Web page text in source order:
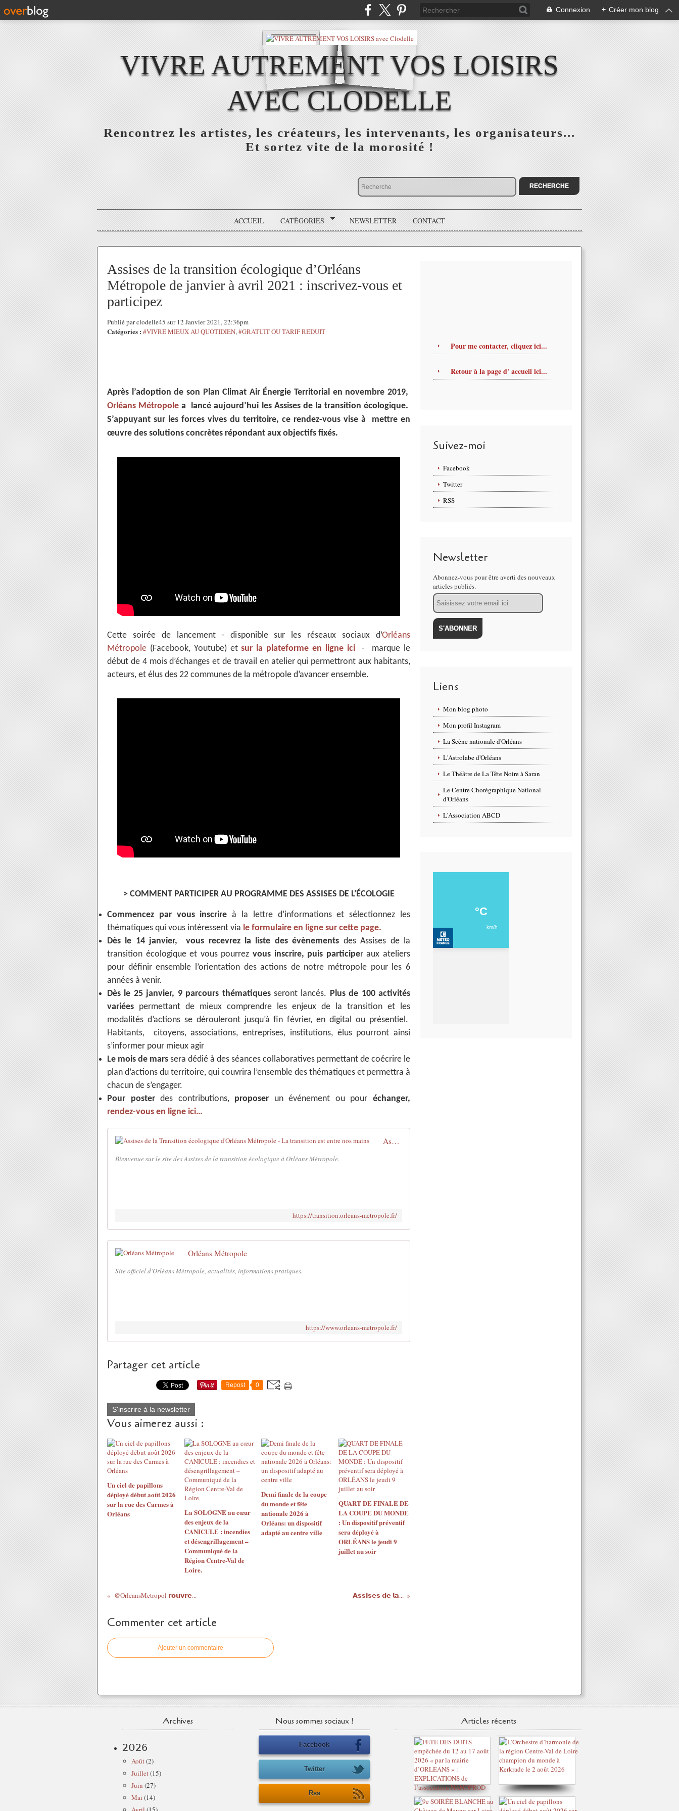
Connexion + Créer mon blog
VIVRE AUTREMENT VOS LOISIRS
AVEC CLODELLE
Rencontrez les artistes, les créateurs, les intervenants, les organisateurs...
Et sortez vite de la morosité !
ACCUEIL CATÉGORIES NEWSLETTER CONTACT
Assises de la transition écologique d’Orléans
Métropole de janvier à avril 2021 : inscrivez-vous et
participez
Publié par clodelle45 sur 12 Janvier 2021, 22:36pm
Catégories : #VIVRE MIEUX AU QUOTIDIEN,#GRATUIT OU TARIF REDUIT
Après l’adoption de son Plan Climat Air Énergie Territorial en novembre 2019,
Orléans Métropole a lancé aujourd’hui les Assises de la transition écologique.
S’appuyant sur les forces vives du territoire, ce rendez-vous vise à mettre en
œuvre des solutions concrètes répondant aux objectifs fixés.
Cette soirée de lancement - disponible sur les réseaux sociaux d’Orléans
Métropole (Facebook, Youtube) etsur la plateforme en ligne ici- marque le
début de 4 mois d’échanges et de travail en atelier qui permettront aux habitants,
acteurs, et élus des 22 communes de la métropole d’avancer ensemble.
> COMMENT PARTICIPER AU PROGRAMME DES ASSISES DE L'ÉCOLOGIE
Commencez par vous inscrireà la lettre d’informations et sélectionnez les
thématiques qui vous intéressent via le formulaire en ligne sur cette page.
Dès le 14 janvier, vous recevrez la liste des évènements des Assises de la
transition écologique et vous pourrez vous inscrire, puis participer aux ateliers
pour définir ensemble l’orientation des actions de notre métropole pour les 6
années à venir.
Dès le 25 janvier, 9 parcours thématiquesseront lancés. Plus de 100 activités
variées permettant de mieux comprendre les enjeux de la transition et les
modalités d’actions se dérouleront jusqu’à fin février, en digital ou présentiel.
Habitants, citoyens, associations, entreprises, institutions, élus pourront ainsi
s’informer pour mieux agir
Le mois de mars sera dédié à des séances collaboratives permettant de coécrire le
plan d’actions du territoire, qui couvrira l’ensemble des thématiques et permettra à
chacun de s’engager.
Pour posterdes contributions, proposer un événement ou pouréchanger,
rendez-vous en ligne ici…
Assises de la Transition écologique d'Orléans Métropole - La transition est entre nos mains
Bienvenue sur le site des Assises de la transition écologique à Orléans Métropole.
https://transition.orleans-metropole.fr/
Orléans Métropole
Site officiel d'Orléans Métropole, actualités, informations pratiques.
https://www.orleans-metropole.fr/
Partager cet article
Repost 0
S'inscrire à la newsletter
Vous aimerez aussi :
Un ciel de papillons
déployé début août 2026
sur la rue des Carmes à
Orléans
La SOLOGNE au cœur
des enjeux de la
CANICULE : incendies
et désengrillagement –
Communiqué de la
Région Centre-Val de
Loire.
Demi finale de la coupe
du monde et fête
nationale 2026 à
Orléans: un dispositif
adapté au centre ville
QUART DE FINALE DE
LA COUPE DU MONDE
: Un dispositif préventif
sera déployé à
ORLÉANS le jeudi 9
juillet au soir
@OrleansMetropol 𝗿𝗼𝘂𝘃𝗿𝗲... 𝗔𝘀𝘀𝗶𝘀𝗲𝘀 𝗱𝗲 𝗹𝗮...
Commenter cet article
Ajouter un commentaire
Pour me contacter, cliquez ici...
Retour à la page d' accueil ici...
Suivez-moi
Facebook
Twitter
RSS
Newsletter
Abonnez-vous pour être averti des nouveaux
articles publiés.
Email
Liens
Mon blog photo
Mon profil Instagram
La Scène nationale d'Orléans
L'Astrolabe d'Orléans
Le Théâtre de La Tête Noire à Saran
Le Centre Chorégraphique National
d'Orléans
L'Association ABCD
Archives
2026
Août(2)
Juillet(15)
Juin (27)
Mai (14)
Nous sommes sociaux !
Facebook
Twitter
Rss
Articles récents